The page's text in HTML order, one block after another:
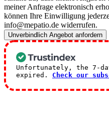
meiner Anfrage elektronisch
können Ihre Einwilligung
info@mepatio.de widerrufen.
Unverbindlich Angebot anfordern
Unfortunately, the 7-
expired. Check our